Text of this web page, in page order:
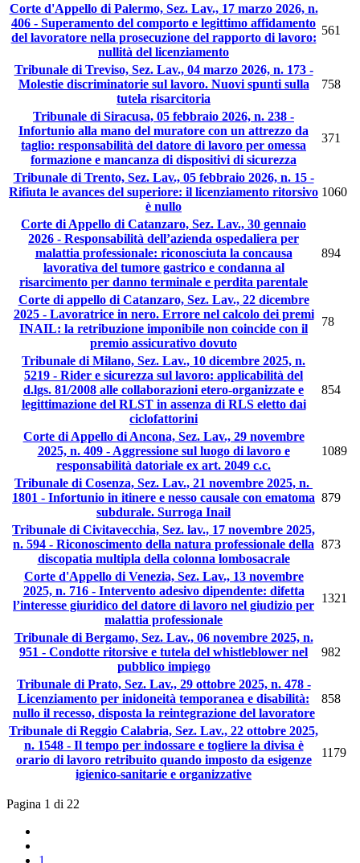
Corte d'Appello di Palermo, Sez. Lav., 17 marzo 2026, n.
406 - Superamento del comporto e legittimo affidamento
del lavoratore nella prosecuzione del rapporto di lavoro:
nullità del licenziamento
561
Tribunale di Treviso, Sez. Lav., 04 marzo 2026, n. 173 -
Molestie discriminatorie sul lavoro. Nuovi spunti sulla
tutela risarcitoria
758
Tribunale di Siracusa, 05 febbraio 2026, n. 238 -
Infortunio alla mano del muratore con un attrezzo da
taglio: responsabilità del datore di lavoro per omessa
formazione e mancanza di dispositivi di sicurezza
371
Tribunale di Trento, Sez. Lav., 05 febbraio 2026, n. 15 -
Rifiuta le avances del superiore: il licenziamento ritorsivo
è nullo
1060
Corte di Appello di Catanzaro, Sez. Lav., 30 gennaio
2026 - Responsabilità dell’azienda ospedaliera per
malattia professionale: riconosciuta la concausa
lavorativa del tumore gastrico e condanna al
risarcimento per danno terminale e perdita parentale
894
Corte di appello di Catanzaro, Sez. Lav., 22 dicembre
2025 - Lavoratrice in nero. Errore nel calcolo dei premi
INAIL: la retribuzione imponibile non coincide con il
premio assicurativo dovuto
78
Tribunale di Milano, Sez. Lav., 10 dicembre 2025, n.
5219 - Rider e sicurezza sul lavoro: applicabilità del
d.lgs. 81/2008 alle collaborazioni etero-organizzate e
legittimazione del RLST in assenza di RLS eletto dai
ciclofattorini
854
Corte di Appello di Ancona, Sez. Lav., 29 novembre
2025, n. 409 - Aggressione sul luogo di lavoro e
responsabilità datoriale ex art. 2049 c.c.
1089
Tribunale di Cosenza, Sez. Lav., 21 novembre 2025, n.
1801 - Infortunio in itinere e nesso causale con ematoma
subdurale. Surroga Inail
879
Tribunale di Civitavecchia, Sez. lav., 17 novembre 2025,
n. 594 - Riconoscimento della natura professionale della
discopatia multipla della colonna lombosacrale
873
Corte d'Appello di Venezia, Sez. Lav., 13 novembre
2025, n. 716 - Intervento adesivo dipendente: difetta
l’interesse giuridico del datore di lavoro nel giudizio per
malattia professionale
1321
Tribunale di Bergamo, Sez. Lav., 06 novembre 2025, n.
951 - Condotte ritorsive e tutela del whistleblower nel
pubblico impiego
982
Tribunale di Prato, Sez. Lav., 29 ottobre 2025, n. 478 -
Licenziamento per inidoneità temporanea e disabilità:
nullo il recesso, disposta la reintegrazione del lavoratore
858
Tribunale di Reggio Calabria, Sez. Lav., 22 ottobre 2025,
n. 1548 - Il tempo per indossare e togliere la divisa è
orario di lavoro retribuito quando imposto da esigenze
igienico-sanitarie e organizzative
1179
Pagina 1 di 22
1